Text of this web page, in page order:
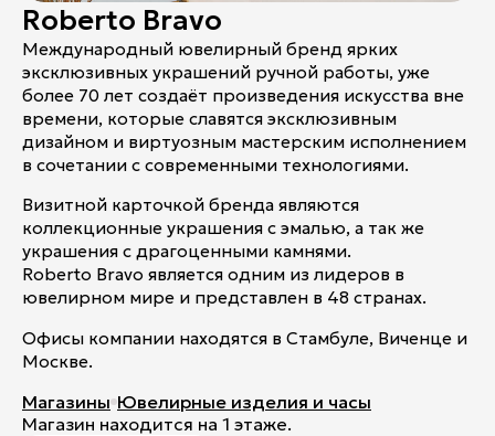
Roberto Bravo
Международный ювелирный бренд ярких
эксклюзивных украшений ручной работы, уже
более 70 лет создаёт произведения искусства вне
времени, которые славятся эксклюзивным
дизайном и виртуозным мастерским исполнением
в сочетании с современными технологиями.
Визитной карточкой бренда являются
коллекционные украшения с эмалью, а так же
украшения с драгоценными камнями.
Roberto Bravo является одним из лидеров в
ювелирном мире и представлен в 48 странах.
Офисы компании находятся в Стамбуле, Виченце и
Москве.
Магазины Ювелирные изделия и часы
Магазин находится на 1 этаже.